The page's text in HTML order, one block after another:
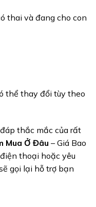
thai và đang cho con
thể thay đổi tùy theo
thắc mắc của rất
Mua Ở Đâu – Giá Bao
thoại hoặc yêu
gọi lại hỗ trợ bạn